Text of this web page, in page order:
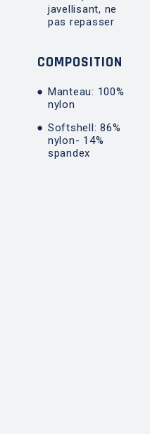
javellisant, ne
pas repasser
COMPOSITION
Manteau: 100%
nylon
Softshell: 86%
nylon- 14%
spandex